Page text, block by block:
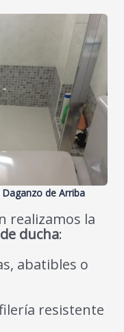
Daganzo de Arriba
realizamos la
ducha:
abatibles o
resistente